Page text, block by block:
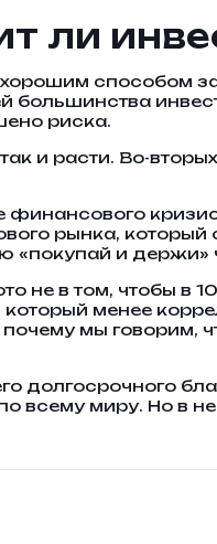
ли
хорошим
риска.
и расти. Во-
финансового
рынка,
«покупай и
не в том, чтобы в
который менее
мы говорим,
долгосрочного
всему миру. Но в